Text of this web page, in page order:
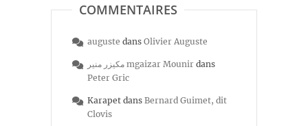
COMMENTAIRES
auguste dans Olivier Auguste
مكيزر منير mgaizar Mounir dans
Peter Gric
Karapet dans Bernard Guimet, dit
Clovis